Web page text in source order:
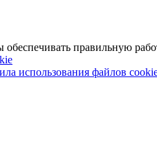
правильную
использования файлов